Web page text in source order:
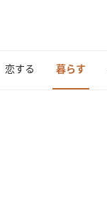
恋する 暮らす